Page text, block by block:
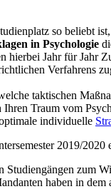
so beliebt
in Psychologie
hierbei Jahr für Jahr
Verfahrens
taktischen
Traum vom
individuelle
2019/2020
zum
haben in